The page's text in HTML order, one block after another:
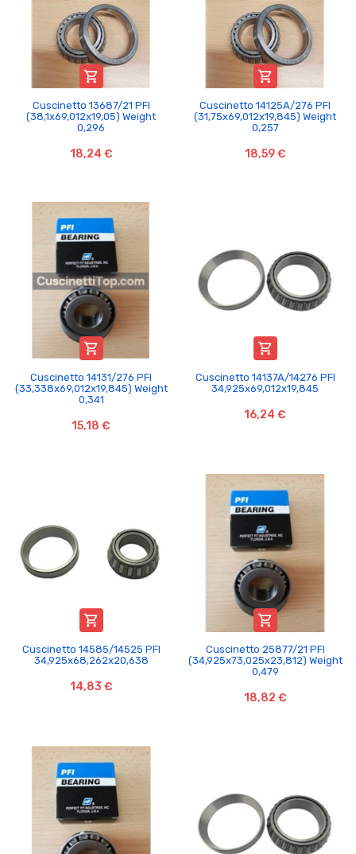

Cuscinetto 13687/21 PFI
(38,1x69,012x19,05) Weight
0,296
18,24 €

Cuscinetto 14125A/276 PFI
(31,75x69,012x19,845) Weight
0,257
18,59 €

Cuscinetto 14131/276 PFI
(33,338x69,012x19,845) Weight
0,341
15,18 €

Cuscinetto 14137A/14276 PFI
34,925x69,012x19,845
16,24 €

Cuscinetto 14585/14525 PFI
34,925x68,262x20,638
14,83 €

Cuscinetto 25877/21 PFI
(34,925x73,025x23,812) Weight
0,479
18,82 €